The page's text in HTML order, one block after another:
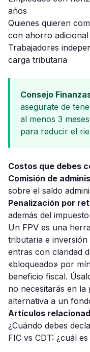
años
Quienes quieren
con ahorro adicional
Trabajadores
carga tributaria
Consejo
asegurate de
al menos 3
para reducir el
Costos que debes
Comisión de
sobre el saldo
Penalización por
además del impuesto
Un FPV es una
tributaria e
entras con claridad
«bloqueado» por
beneficio fiscal.
no necesitarás en
alternativa a un
Artículos
¿Cuándo debes
FIC vs CDT: ¿cuál